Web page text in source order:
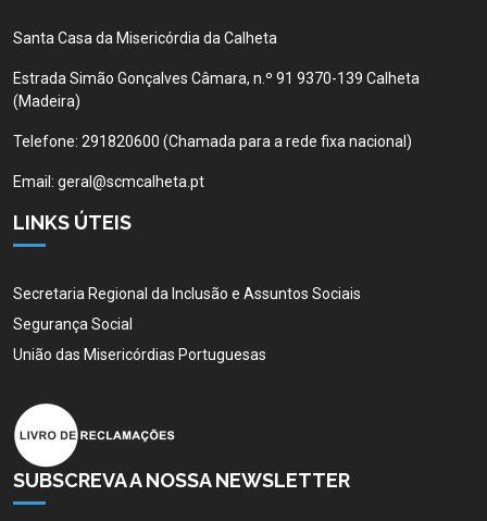
Santa Casa da Misericórdia da Calheta
Estrada Simão Gonçalves Câmara, n.º 91 9370-139 Calheta
(Madeira)
Telefone: 291820600 (Chamada para a rede fixa nacional)
Email: geral@scmcalheta.pt
LINKS ÚTEIS
Secretaria Regional da Inclusão e Assuntos Sociais
Segurança Social
União das Misericórdias Portuguesas
SUBSCREVA A NOSSA NEWSLETTER